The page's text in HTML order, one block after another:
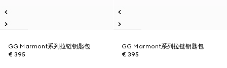
GG Marmont系列拉链钥匙包
€ 395
GG Marmont系列拉链钥匙包
€ 395